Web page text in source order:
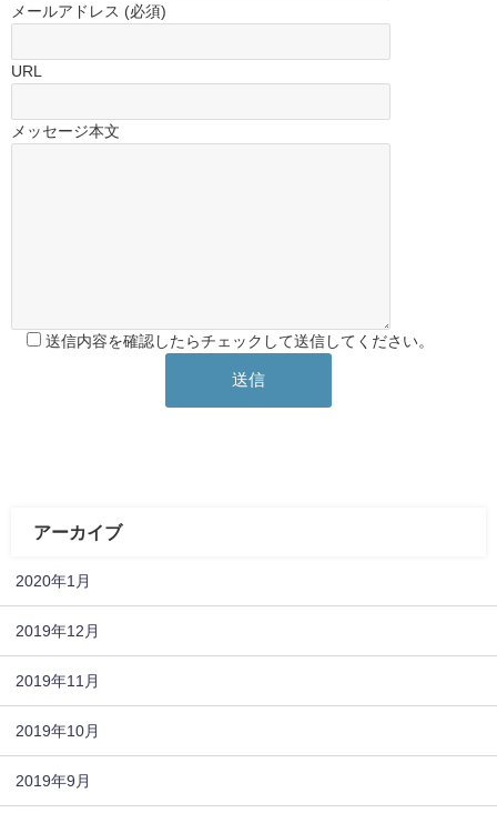
メールアドレス (必須)
URL
メッセージ本文
送信内容を確認したらチェックして送信してください。
アーカイブ
2020年1月
2019年12月
2019年11月
2019年10月
2019年9月